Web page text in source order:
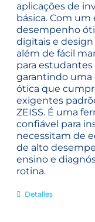
aplicações de
básica. Com um
desempenho
digitais e
além de fácil
para estudantes
garantindo uma
ótica que
exigentes
ZEISS. É uma
confiável para
necessitam de
de alto
ensino e
rotina.
Detalles